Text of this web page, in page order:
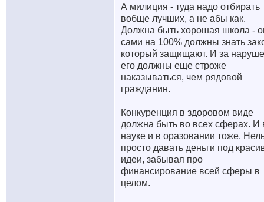
А милиция - туда надо отбирать
вобще лучших, а не абы как.
Должна быть хорошая школа -
сами на 100% должны знать
который защищают. И за
его должны еще строже
наказываться, чем рядовой
гражданин.
Конкуренция в здоровом виде
должна быть во всех сферах. И
науке и в оразовании тоже.
просто давать деньги под
идеи, забывая про
финансирование всей сферы в
целом.